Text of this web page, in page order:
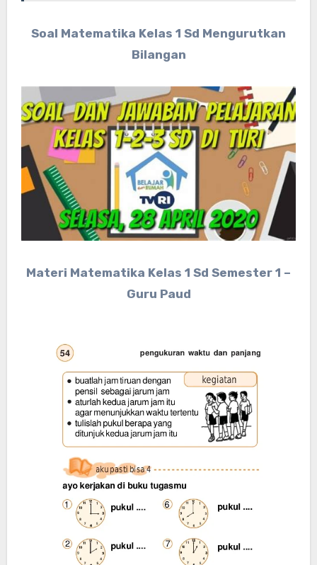
Soal Matematika Kelas 1 Sd Mengurutkan
Bilangan
Materi Matematika Kelas 1 Sd Semester 1 –
Guru Paud